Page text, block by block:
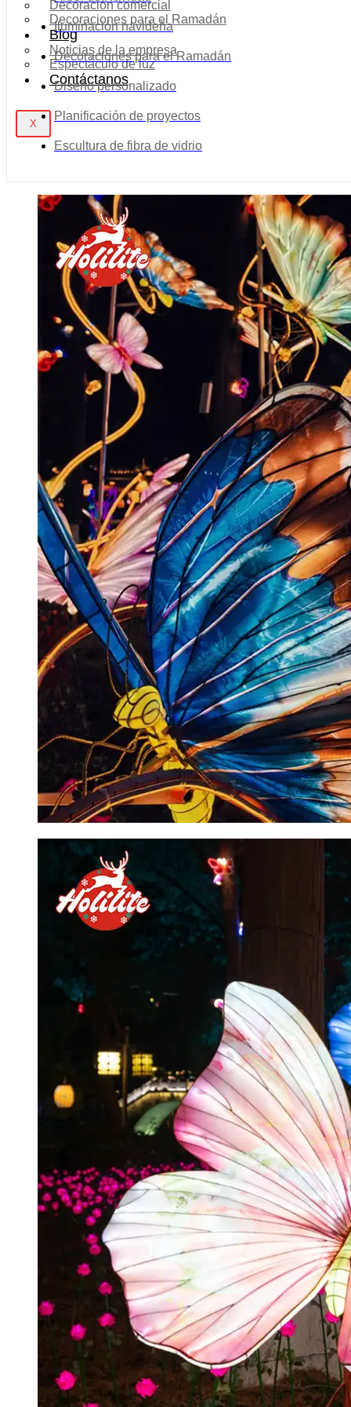
Decoración comercial
Decoraciones para el Ramadán
Blog
Noticias de la empresa
Espectáculo de luz
Contáctanos
X
Iluminación navideña
Decoraciones para el Ramadán
Diseño personalizado
Planificación de proyectos
Escultura de fibra de vidrio